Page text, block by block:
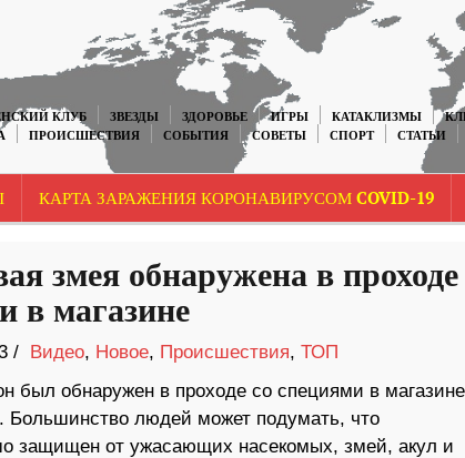
КЛУБ ЗВЕЗДЫ ЗДОРОВЬЕ ИГРЫ КАТАКЛИЗМЫ
ПРОИСШЕСТВИЯ СОБЫТИЯ СОВЕТЫ СПОРТ СТАТЬИ
КАРТА ЗАРАЖЕНИЯ КОРОНАВИРУСОМ COVID-19
змея обнаружена в проходе
в магазине
/ Видео, Новое, Происшествия, ТОП
был обнаружен в проходе со специями в магазине
Большинство людей может подумать, что
защищен от ужасающих насекомых, змей, акул и